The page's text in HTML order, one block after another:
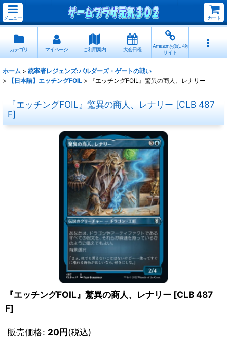
メニュー カート
カテゴリ マイページ ご利用案内 大会日程
Amazonお買い物
サイト
ホーム > 統率者レジェンズ:バルダーズ・ゲートの戦い
>
【日本語】エッチングFOIL > 『エッチングFOIL』驚異の商人、レナリー
『エッチングFOIL』驚異の商人、レナリー [CLB 487
F]
『エッチングFOIL』驚異の商人、レナリー [CLB 487
F]
販売価格: 20円(税込)